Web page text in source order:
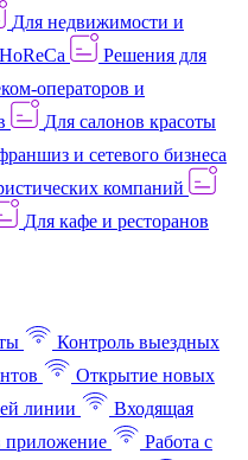
Для недвижимости и
Решения для
операторов и
Для салонов красоты
и сетевого бизнеса
компаний
Для кафе и ресторанов
Контроль выездных
Открытие новых
линии
Входящая
приложение
Работа с